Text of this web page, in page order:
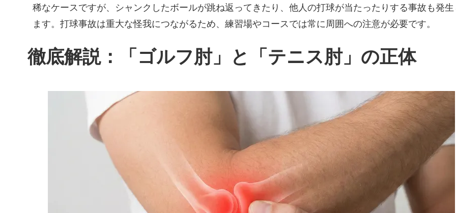
稀なケースですが、シャンクしたボールが跳ね返ってきたり、他人の打球が当たったりする事故も発生
ます。打球事故は重大な怪我につながるため、練習場やコースでは常に周囲への注意が必要です。
徹底解説：「ゴルフ肘」と「テニス肘」の正体